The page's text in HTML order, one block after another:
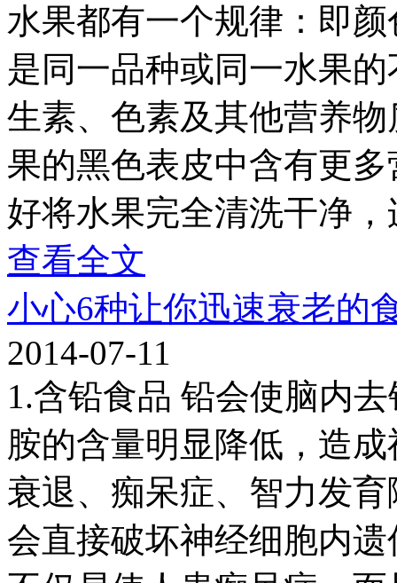
水果都有一个规律：即
是同一品种或同一水果
生素、色素及其他营养
果的黑色表皮中含有更
好将水果完全清洗干净
查看全文
小心6种让你迅速衰老的
2014-07-11
1.含铅食品 铅会使脑内
胺的含量明显降低，造
衰退、痴呆症、智力发
会直接破坏神经细胞内